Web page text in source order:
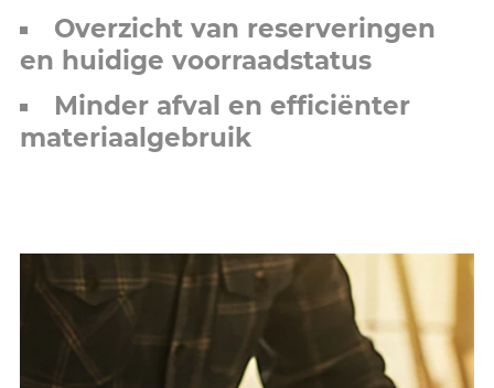
Overzicht van reserveringen
en huidige voorraadstatus
Minder afval en efficiënter
materiaalgebruik